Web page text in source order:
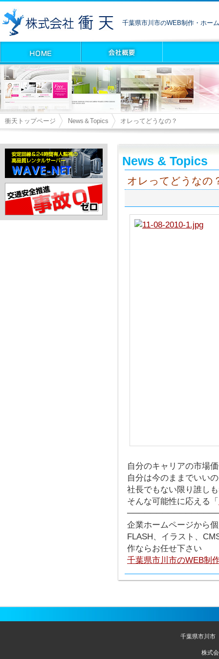
千葉県市川市のWEB制作・ホー
衝天トップページ News＆Topics オレってどうなの？
News & Topics
オレってどうなの
自分のキャリアの市場
自分は今のままでいい
社長でもない限り誰し
そんな可能性に応える「
企業ホームページから
FLASH、イラスト、
作ならお任せ下さい
千葉県市川市のWEB制
千葉県市川市
株式